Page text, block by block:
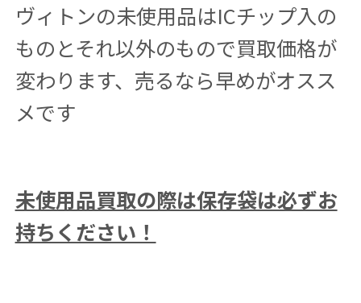
ヴィトンの未使用品はICチップ入の
ものとそれ以外のもので買取価格が
変わります、売るなら早めがオスス
メです
未使用品買取の際は保存袋は必ずお
持ちください！